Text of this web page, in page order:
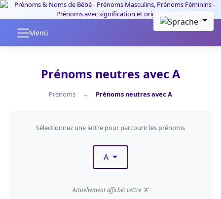
Skip to main content
Menü
Prénoms neutres avec A
Prénoms Prénoms neutres avec A
Filtrer par première lettre
Sélectionnez une lettre pour parcourir les prénoms
A
Actuellement affiché: Lettre "A"